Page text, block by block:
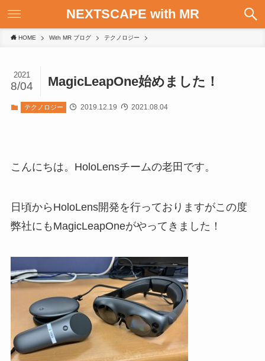
NEXTSCAPE with MR
HOME With MR ブログ テクノロジー
MagicLeapOne始めました！
2021
8/04
テクノロジー 2019.12.19 2021.08.04
こんにちは。HoloLensチームの老田です。
日頃からHoloLens開発を行っておりますがこの度
弊社にもMagicLeapOneがやってきました！